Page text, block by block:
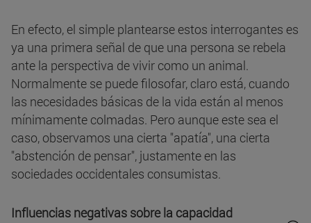
En efecto, el simple plantearse estos interrogantes es
ya una primera señal de que una persona se rebela
ante la perspectiva de vivir como un animal.
Normalmente se puede filosofar, claro está, cuando
las necesidades básicas de la vida están al menos
mínimamente colmadas. Pero aunque este sea el
caso, observamos una cierta "apatía", una cierta
"abstención de pensar", justamente en las
sociedades occidentales consumistas.
Influencias negativas sobre la capacidad